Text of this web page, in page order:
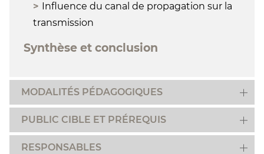
Influence du canal de propagation sur la
transmission
Synthèse et conclusion
MODALITÉS PÉDAGOGIQUES
PUBLIC CIBLE ET PRÉREQUIS
RESPONSABLES